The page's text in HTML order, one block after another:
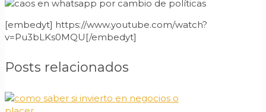
[embedyt] https://www.youtube.com/watch?
v=Pu3bLKs0MQU[/embedyt]
Posts relacionados